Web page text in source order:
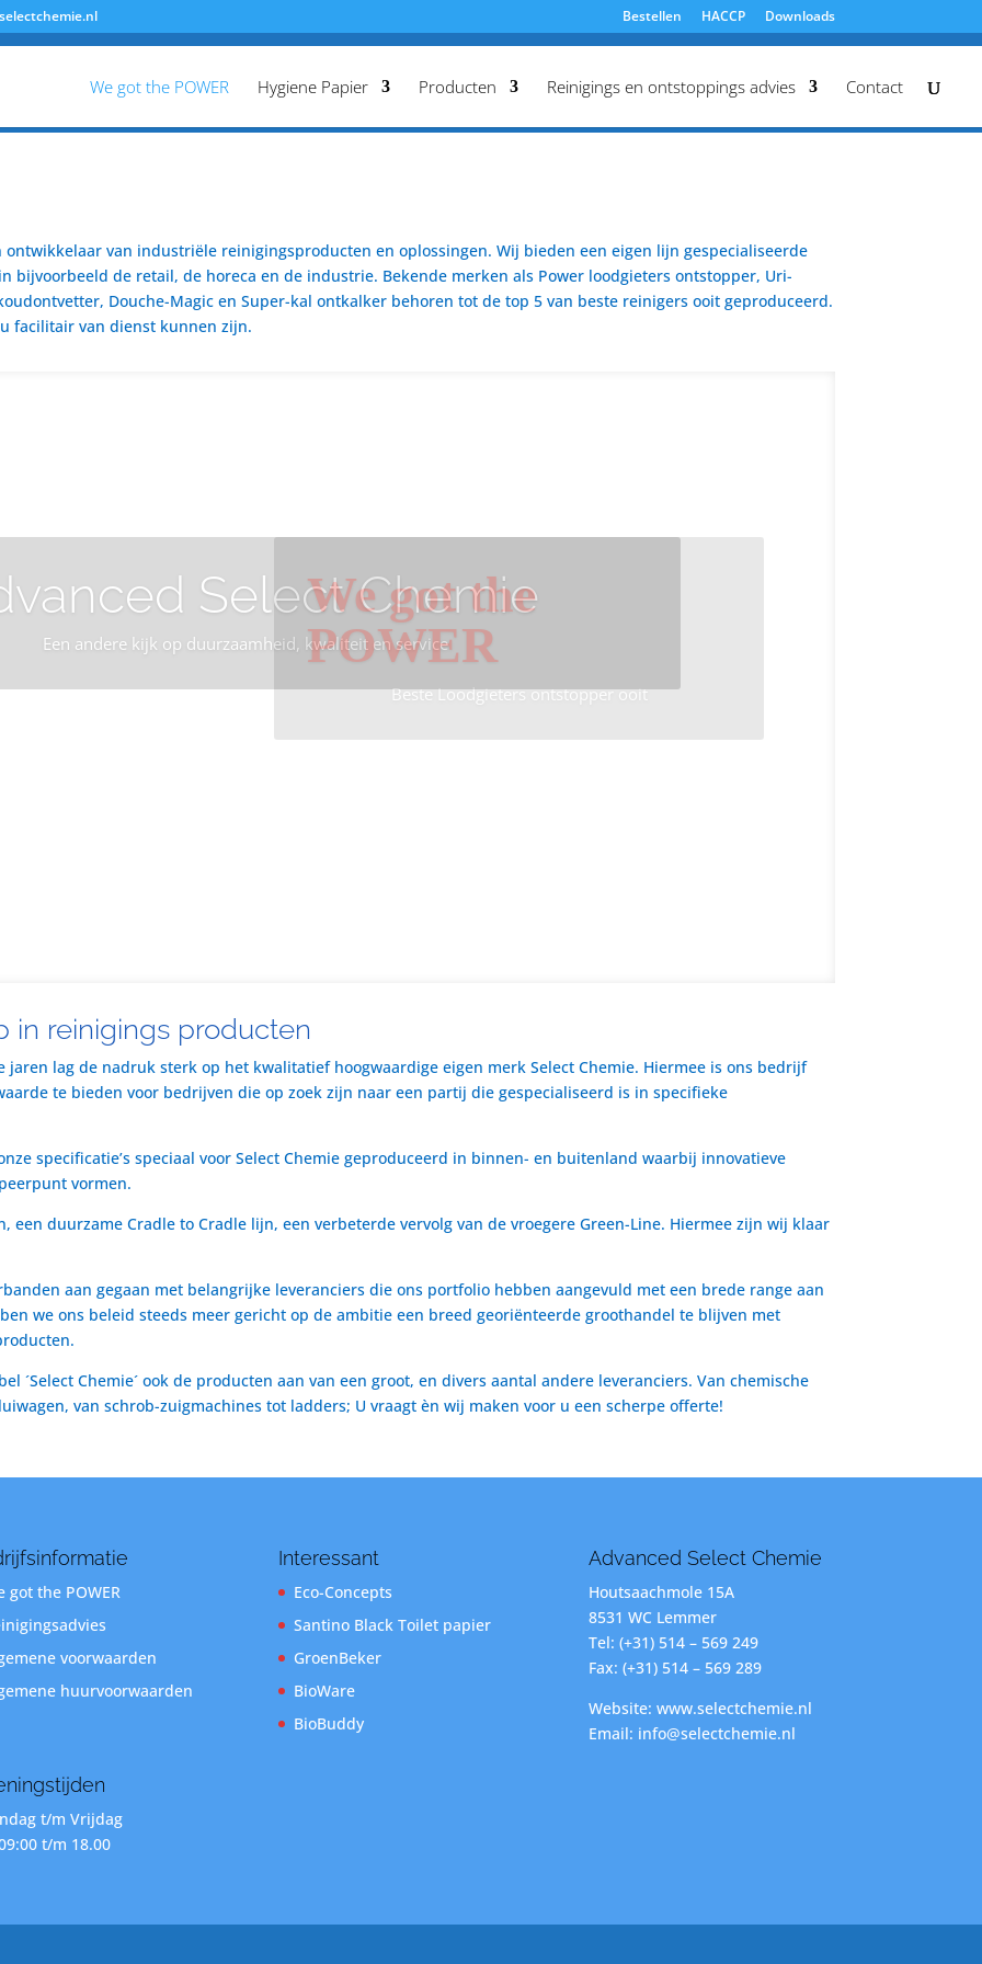
Bestellen HACCP Downloads
We got the POWER Hygiene Papier Producten Reinigings en ontstoppings advies Contact
ontwikkelaar van industriële reinigingsproducten en oplossingen. Wij bieden een eigen lijn gespecialiseerde
bijvoorbeeld de retail, de horeca en de industrie. Bekende merken als Power loodgieters ontstopper, Uri-
Douche-Magic en Super-kal ontkalker behoren tot de top 5 van beste reinigers ooit geproduceerd.
facilitair van dienst kunnen zijn.
Select Chemie
Een andere kijk op duurzaamheid, kwaliteit en service
We got the
POWER
Beste Loodgieters ontstopper ooit
in reinigings producten
jaren lag de nadruk sterk op het kwalitatief hoogwaardige eigen merk Select Chemie. Hiermee is ons bedrijf
te bieden voor bedrijven die op zoek zijn naar een partij die gespecialiseerd is in specifieke
specificatie’s speciaal voor Select Chemie geproduceerd in binnen- en buitenland waarbij innovatieve
vormen.
een duurzame Cradle to Cradle lijn, een verbeterde vervolg van de vroegere Green-Line. Hiermee zijn wij klaar
aan gegaan met belangrijke leveranciers die ons portfolio hebben aangevuld met een brede range aan
we ons beleid steeds meer gericht op de ambitie een breed georiënteerde groothandel te blijven met
´Select Chemie´ ook de producten aan van een groot, en divers aantal andere leveranciers. Van chemische
van schrob-zuigmachines tot ladders; U vraagt èn wij maken voor u een scherpe offerte!
got the POWER
voorwaarden
huurvoorwaarden
t/m Vrijdag
t/m 18.00
Interessant
Eco-Concepts
Santino Black Toilet papier
GroenBeker
BioWare
BioBuddy
Advanced Select Chemie
Houtsaachmole 15A
8531 WC Lemmer
Tel: (+31) 514 – 569 249
Fax: (+31) 514 – 569 289
Website: www.selectchemie.nl
Email: info@selectchemie.nl